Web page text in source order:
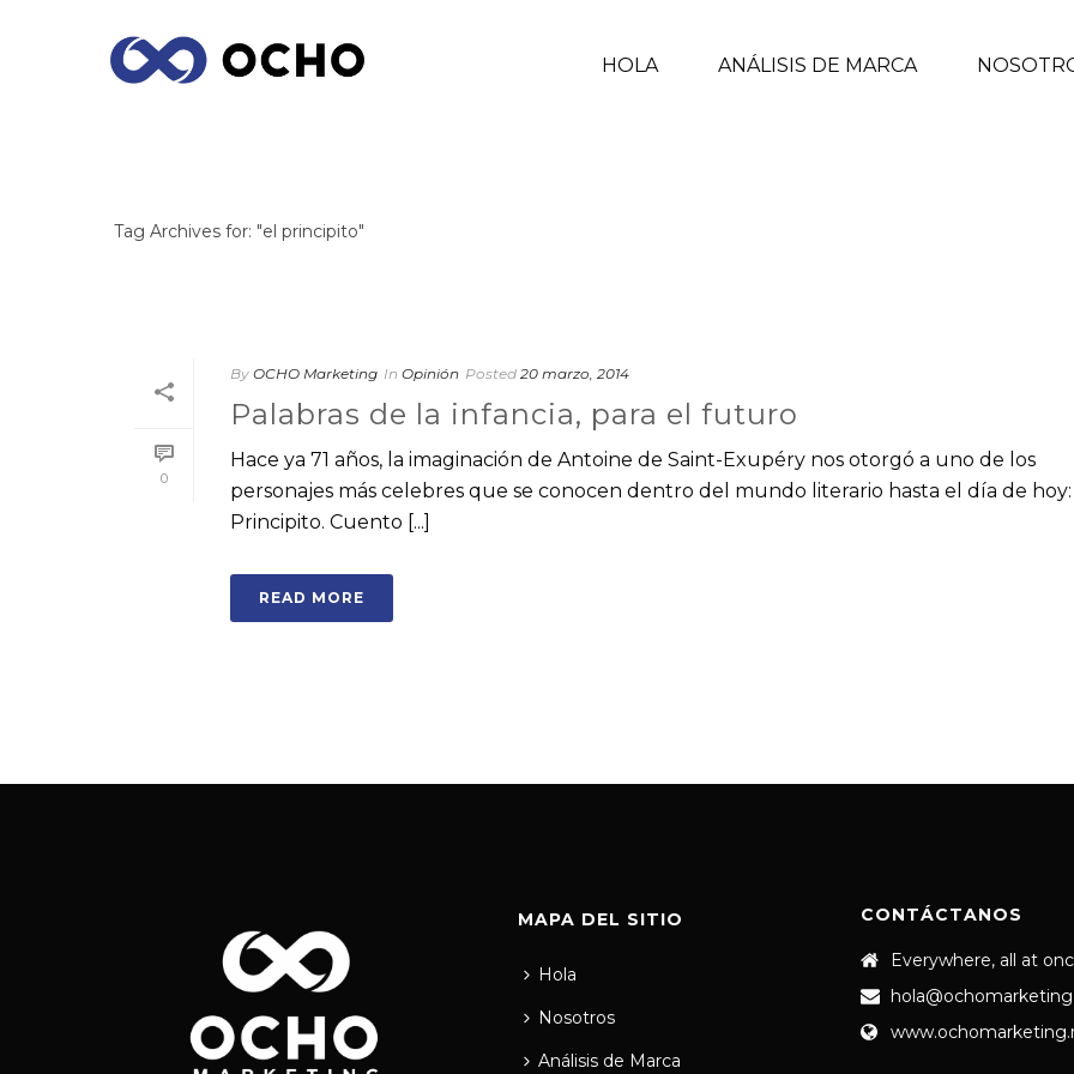
HOLA ANÁLISIS DE MARCA
Tag Archives for: "el principito"
0
By OCHO Marketing In Opinión Posted 20 marzo, 2014
Palabras de la infancia, para el futuro
Hace ya 71 años, la imaginación de Antoine de Saint-Exupéry nos otorgó a uno de los
personajes más celebres que se conocen dentro del mundo literario hasta el día de hoy:
Principito. Cuento [...]
READ MORE
MAPA DEL SITIO
Hola
Nosotros
Análisis de Marca
CONTÁCTANOS
Everywhere, all at